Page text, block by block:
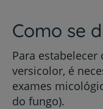
Como se
Para
versicolor, é
exames
do fungo).